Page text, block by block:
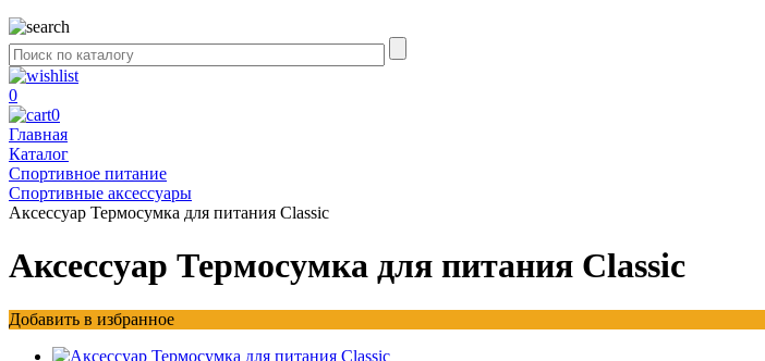
0
0
Главная
Каталог
Спортивное питание
Спортивные аксессуары
Аксессуар Термосумка для питания Classic
Аксессуар Термосумка для питания Classic
Добавить в избранное